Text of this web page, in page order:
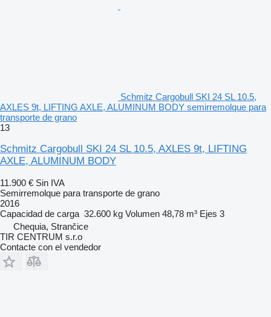
Schmitz Cargobull SKI 24 SL 10.5,
AXLES 9t, LIFTING AXLE, ALUMINUM BODY semirremolque para
transporte de grano
13
Schmitz Cargobull SKI 24 SL 10.5, AXLES 9t, LIFTING
AXLE, ALUMINUM BODY
11.900 € Sin IVA
Semirremolque para transporte de grano
2016
Capacidad de carga 32.600 kg Volumen 48,78 m³ Ejes 3
Chequia, Strančice
TIR CENTRUM s.r.o
Contacte con el vendedor